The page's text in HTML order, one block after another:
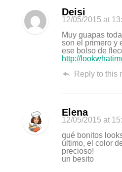
Deisi
12/05/2015 at
Muy guapas
son el primero y
ese bolso de
http://
Reply to this
Elena
12/05/2015 at
qué bonitos
último, el color
precioso!
un besito